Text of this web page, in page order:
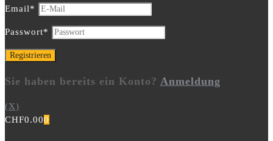
Email*
Passwort*
Sie haben bereits ein Konto? Anmeldung
(X)
CHF0.000